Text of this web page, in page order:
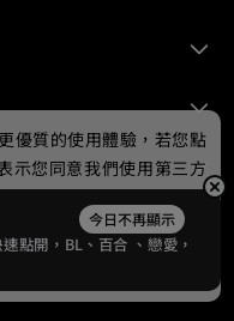
Co., Ltd.
今日不再顯示
點開，BL、 百合 、戀愛，
優質的使用體驗，若您點
示您同意我們使用第三方
策。